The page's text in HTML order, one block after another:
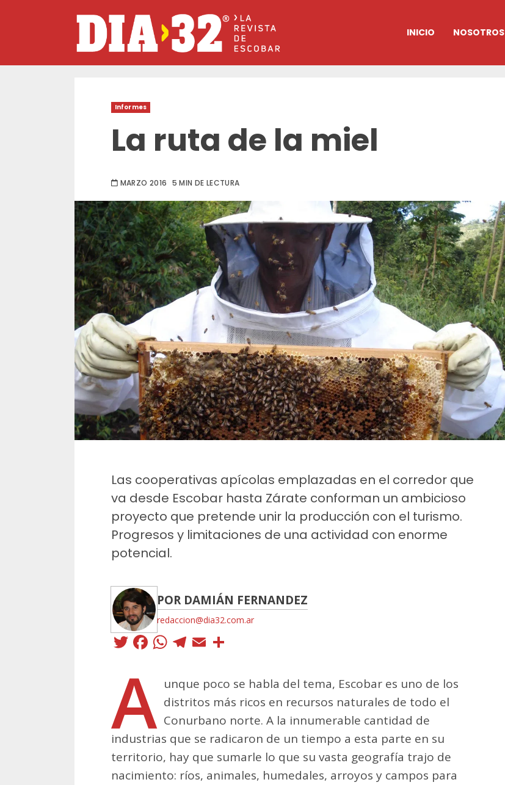
INICIO NOSOTROS
Informes
La ruta de la miel
MARZO 2016 5 MIN DE LECTURA
Las cooperativas apícolas emplazadas en el corredor que
va desde Escobar hasta Zárate conforman un ambicioso
proyecto que pretende unir la producción con el turismo.
Progresos y limitaciones de una actividad con enorme
potencial.
POR DAMIÁN FERNANDEZ
redaccion@dia32.com.ar
Twitter
Facebook
WhatsApp
Telegram
Email
A unque poco se habla del tema, Escobar es uno de los
distritos más ricos en recursos naturales de todo el
Conurbano norte. A la innumerable cantidad de
industrias que se radicaron de un tiempo a esta parte en su
territorio, hay que sumarle lo que su vasta geografía trajo de
nacimiento: ríos, animales, humedales, arroyos y campos para